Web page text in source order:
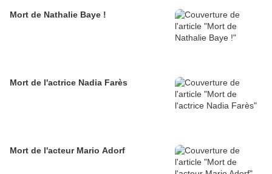
Mort de Nathalie Baye !
Mort de l'actrice Nadia Farès
Mort de l'acteur Mario Adorf